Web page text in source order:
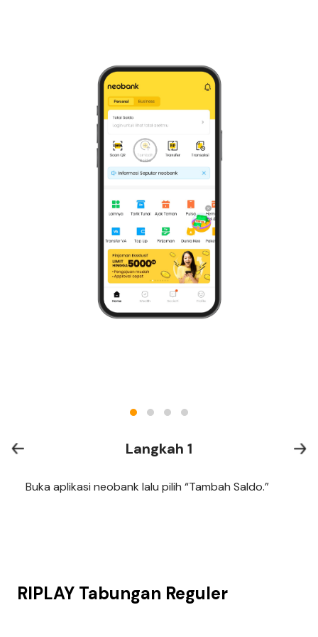
Langkah 1
Buka aplikasi neobank lalu pilih “Tambah Saldo.”
RIPLAY Tabungan Reguler